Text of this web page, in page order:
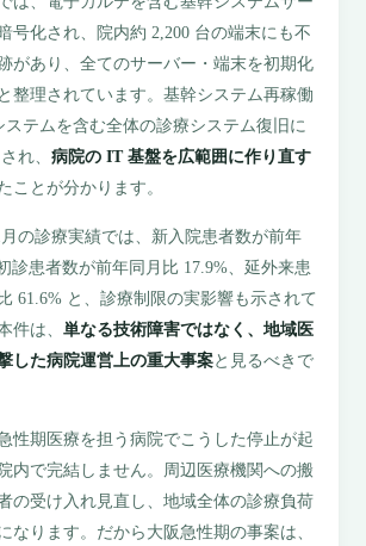
号化され、院内約 2,200 台の端末にも不
があり、全てのサーバー・端末を初期化
整理されています。基幹システム再稼働
ステムを含む全体の診療システム復旧に
れ、病院の IT 基盤を広範囲に作り直す
ことが分かります。
月の診療実績では、新入院患者数が前年
診患者数が前年同月比 17.9%、延外来患
61.6% と、診療制限の実影響も示されて
件は、単なる技術障害ではなく、地域医
した病院運営上の重大事案と見るべきで
性期医療を担う病院でこうした停止が起
内で完結しません。周辺医療機関への搬
の受け入れ見直し、地域全体の診療負荷
なります。だから大阪急性期の事案は、